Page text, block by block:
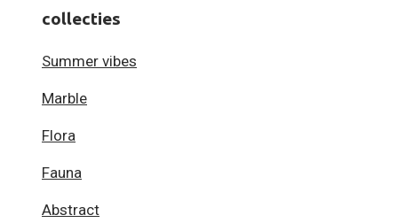
collecties
Summer vibes
Marble
Flora
Fauna
Abstract